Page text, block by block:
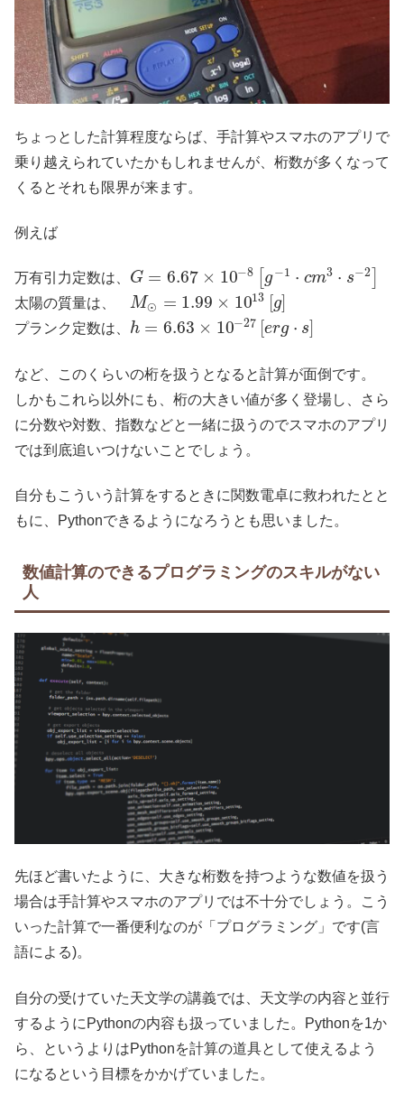
ちょっとした計算程度ならば、手計算やスマホのアプリで
乗り越えられていたかもしれませんが、桁数が多くなって
くるとそれも限界が来ます。
例えば
万有引力定数は、 G = 6.67 × 10−8 [g−1 ⋅ cm3 ⋅ s−2
太陽の質量は、 M⊙ = 1.99 × 1013 [g]
プランク定数は、 h = 6.63 × 10−27 [erg ⋅ s]
など、このくらいの桁を扱うとなると計算が面倒です。
しかもこれら以外にも、桁の大きい値が多く登場し、さら
に分数や対数、指数などと一緒に扱うのでスマホのアプリ
では到底追いつけないことでしょう。
自分もこういう計算をするときに関数電卓に救われたとと
もに、Pythonできるようになろうとも思いました。
数値計算のできるプログラミングのスキルがない
人
先ほど書いたように、大きな桁数を持つような数値を扱う
場合は手計算やスマホのアプリでは不十分でしょう。こう
いった計算で一番便利なのが「プログラミング」です(言
語による)。
自分の受けていた天文学の講義では、天文学の内容と並行
するようにPythonの内容も扱っていました。Pythonを1か
ら、というよりはPythonを計算の道具として使えるよう
になるという目標をかかげていました。